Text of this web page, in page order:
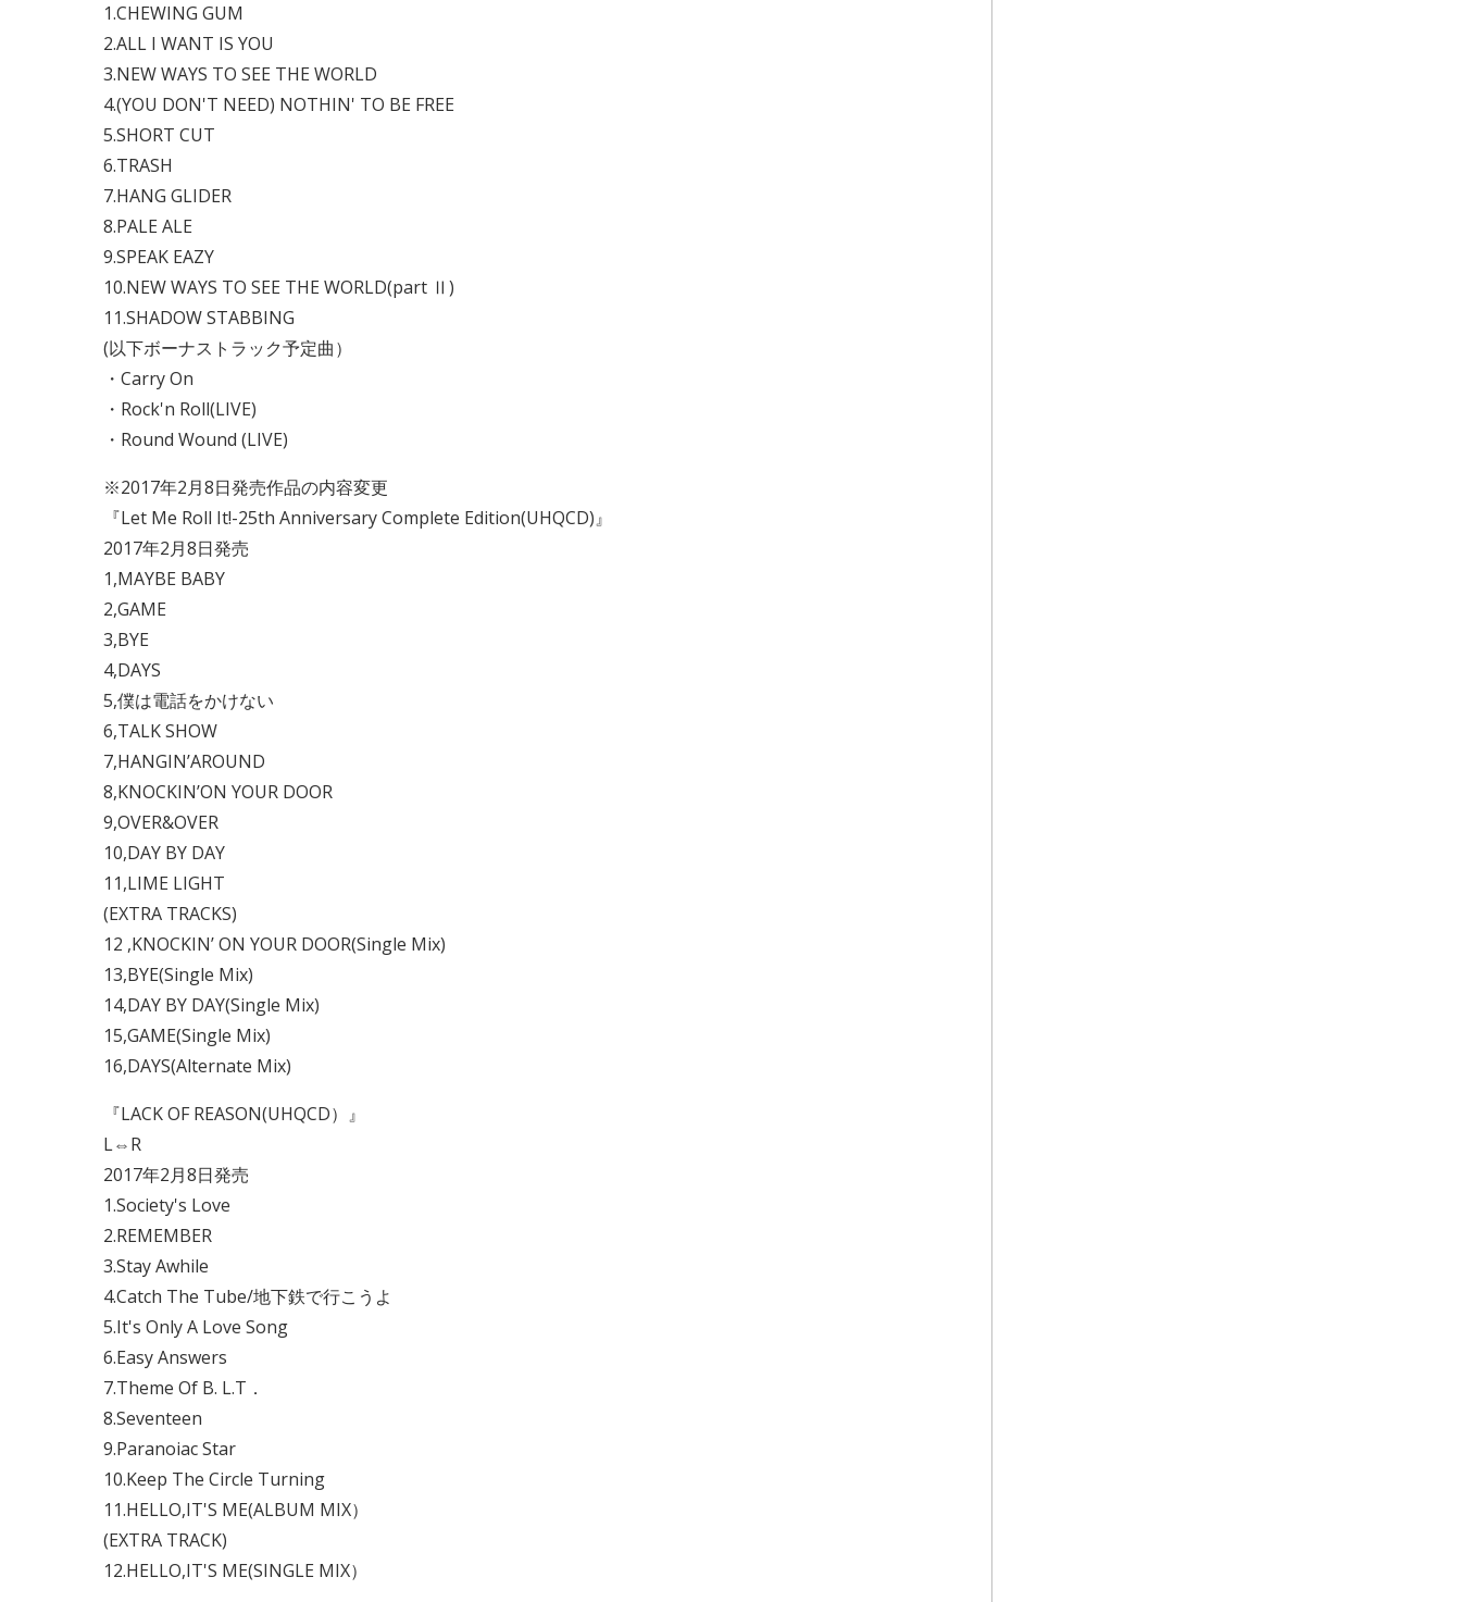
1.CHEWING GUM
2.ALL I WANT IS YOU
3.NEW WAYS TO SEE THE WORLD
4.(YOU DON'T NEED) NOTHIN' TO BE FREE
5.SHORT CUT
6.TRASH
7.HANG GLIDER
8.PALE ALE
9.SPEAK EAZY
10.NEW WAYS TO SEE THE WORLD(part Ⅱ)
11.SHADOW STABBING
(以下ボーナストラック予定曲）
・Carry On
・Rock'n Roll(LIVE)
・Round Wound (LIVE)
※2017年2月8日発売作品の内容変更
『Let Me Roll It!-25th Anniversary Complete Edition(UHQCD)』
2017年2月8日発売
1,MAYBE BABY
2,GAME
3,BYE
4,DAYS
5,僕は電話をかけない
6,TALK SHOW
7,HANGIN’AROUND
8,KNOCKIN’ON YOUR DOOR
9,OVER&OVER
10,DAY BY DAY
11,LIME LIGHT
(EXTRA TRACKS)
12 ,KNOCKIN’ ON YOUR DOOR(Single Mix)
13,BYE(Single Mix)
14,DAY BY DAY(Single Mix)
15,GAME(Single Mix)
16,DAYS(Alternate Mix)
『LACK OF REASON(UHQCD）』
L⇔R
2017年2月8日発売
1.Society's Love
2.REMEMBER
3.Stay Awhile
4.Catch The Tube/地下鉄で行こうよ
5.It's Only A Love Song
6.Easy Answers
7.Theme Of B. L.T．
8.Seventeen
9.Paranoiac Star
10.Keep The Circle Turning
11.HELLO,IT'S ME(ALBUM MIX）
(EXTRA TRACK)
12.HELLO,IT'S ME(SINGLE MIX）